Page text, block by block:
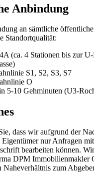
Anbindung
an sämtliche
Standortqualität:
(ca. 4 Stationen bis zur
S1, S2, S3, S7
O
5-10 Gehminuten (U3-
dass wir aufgrund der
Eigentümer nur Anfragen
bearbeiten können.
DPM Immobilienmakler
zum